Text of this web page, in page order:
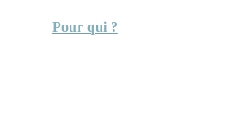
Pour qui ?